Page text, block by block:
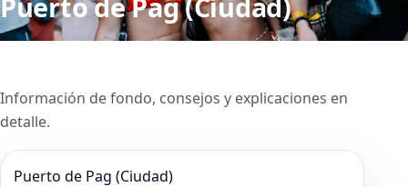
Información de fondo, consejos y explicaciones en
detalle.
Puerto de Pag (Ciudad)